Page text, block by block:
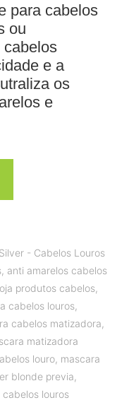
para cabelos
ou
cabelos
e a
os
e
Silver - Cabelos Louros
, anti amarelos cabelos
produtos cabelos,
cabelos louros,
cabelos matizadora,
matizadora
louro, mascara
blonde previa,
louros